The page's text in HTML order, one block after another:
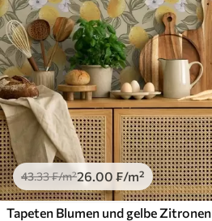
43.33₣/m²26.00 ₣/m²
Tapeten Blumen und gelbe Zitronen